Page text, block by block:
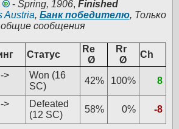
- Spring, 1906, Finished
Austria, Банк победителю, Только
общие сообщения
Статус
Re
Ø
Rr
Ø
Ch
>
Won (16
SC)
42% 100% 8
>
Defeated
(12 SC)
58% 0% -8